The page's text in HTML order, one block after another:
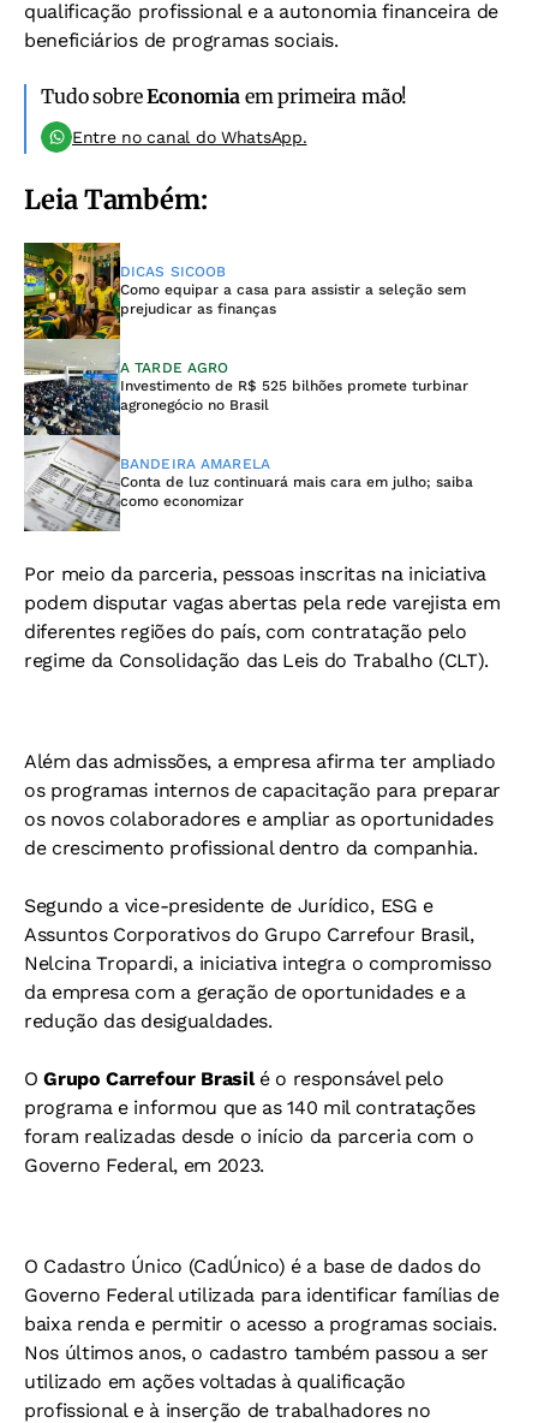
qualificação profissional e a autonomia financeira de
beneficiários de programas sociais.
Tudo sobreEconomiaem primeira mão!
Entre no canal do WhatsApp.
Leia Também:
DICAS SICOOB
Como equipar a casa para assistir a seleção sem
prejudicar as finanças
A TARDE AGRO
Investimento de R$ 525 bilhões promete turbinar
agronegócio no Brasil
BANDEIRA AMARELA
Conta de luz continuará mais cara em julho; saiba
como economizar
Por meio da parceria, pessoas inscritas na iniciativa
podem disputar vagas abertas pela rede varejista em
diferentes regiões do país, com contratação pelo
regime da Consolidação das Leis do Trabalho (CLT).
Além das admissões, a empresa afirma ter ampliado
os programas internos de capacitação para preparar
os novos colaboradores e ampliar as oportunidades
de crescimento profissional dentro da companhia.
Segundo a vice-presidente de Jurídico, ESG e
Assuntos Corporativos do Grupo Carrefour Brasil,
Nelcina Tropardi, a iniciativa integra o compromisso
da empresa com a geração de oportunidades e a
redução das desigualdades.
OGrupo Carrefour Brasilé o responsável pelo
programa e informou que as 140 mil contratações
foram realizadas desde o início da parceria com o
Governo Federal, em 2023.
O Cadastro Único (CadÚnico) é a base de dados do
Governo Federal utilizada para identificar famílias de
baixa renda e permitir o acesso a programas sociais.
Nos últimos anos, o cadastro também passou a ser
utilizado em ações voltadas à qualificação
profissional e à inserção de trabalhadores no